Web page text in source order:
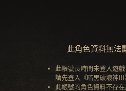
此角色資料無法
此帳號長時間未登入遊
請先登入《暗黑破壞神III
此帳號的角色資料不存